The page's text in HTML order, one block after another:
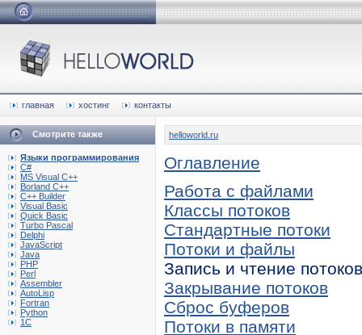
главная хостинг контакты
Смотрите также
Языки программирования
C#
MS Visual C++
Borland C++
C++ Builder
Visual Basic
Quick Basic
Turbo Pascal
Delphi
JavaScript
Java
PHP
Perl
Assembler
AutoLisp
Fortran
Python
1C
helloworld.ru
Оглавление
Работа с файлами
Классы потоков
Стандартные потоки
Потоки и файлы
Запись и чтение потоков
Закрывание потоков
Сброс буферов
Потоки в памяти